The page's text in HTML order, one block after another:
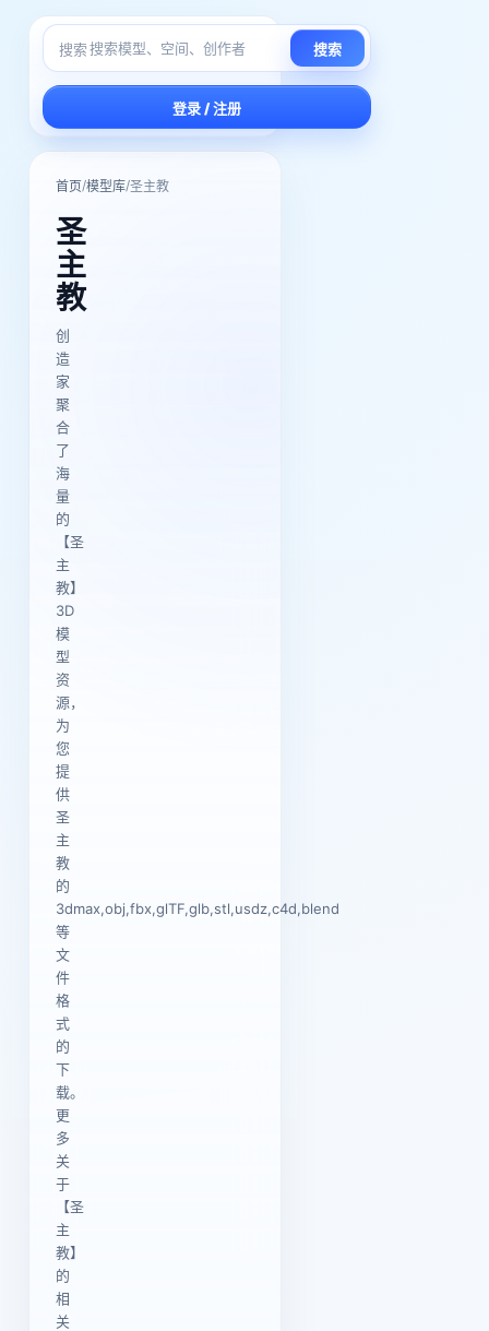
搜索 搜索
登录 / 注册
首页/模型库/圣主教
圣
主
教
创
造
家
聚
合
了
海
量
的
【圣
主
教】
3D
模
型
资
源，
为
您
提
供
圣
主
教
的
3dmax,obj,fbx,glTF,glb,stl,usdz,c4d,blend
等
文
件
格
式
的
下
载。
更
多
关
于
【圣
主
教】
的
相
关